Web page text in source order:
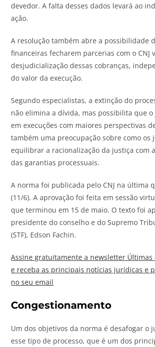
devedor. A falta desses dados levará ao
ação.
A resolução também abre a possibilidade
financeiras fecharem parcerias com o CNJ
desjudicialização dessas cobranças,
do valor da execução.
Segundo especialistas, a extinção do
não elimina a dívida, mas possibilita que
em execuções com maiores perspectivas
também uma preocupação sobre como os
equilibrar a racionalização da justiça com
das garantias processuais.
A norma foi publicada pelo CNJ na última
(11/6). A aprovação foi feita em sessão
que terminou em 15 de maio. O texto foi
presidente do conselho e do Supremo
(STF), Edson Fachin.
Assine gratuitamente a newsletter Últimas
e receba as principais notícias jurídicas e
no seu email
Congestionamento
Um dos objetivos da norma é desafogar o
esse tipo de processo, que é um dos